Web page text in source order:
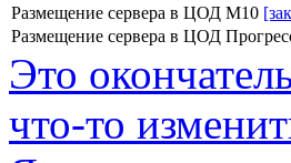
Размещение сервера в ЦОД М10
Размещение сервера в ЦОД
Это
что-то